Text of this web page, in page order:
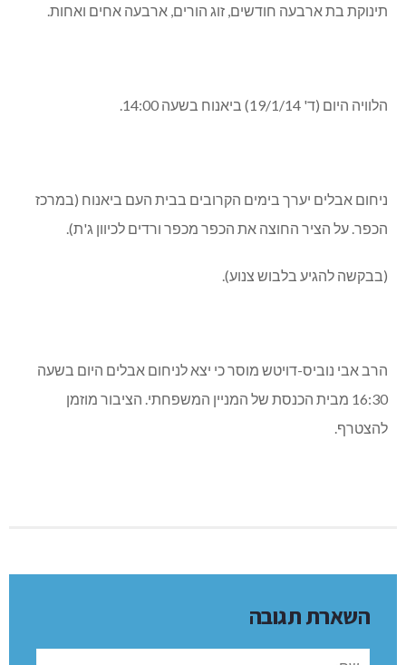
תינוקת בת ארבעה חודשים, זוג הורים, ארבעה אחים ואחות.
הלוויה היום (ד' 19/1/14) ביאנוח בשעה 14:00.
ניחום אבלים יערך בימים הקרובים בבית העם ביאנוח (במרכז
הכפר. על הציר החוצה את הכפר מכפר ורדים לכיוון ג'ת).
(בבקשה להגיע בלבוש צנוע).
הרב אבי נוביס-דויטש מוסר כי יצא לניחום אבלים היום בשעה
16:30 מבית הכנסת של המניין המשפחתי. הציבור מוזמן
להצטרף.
השארת תגובה
שם: